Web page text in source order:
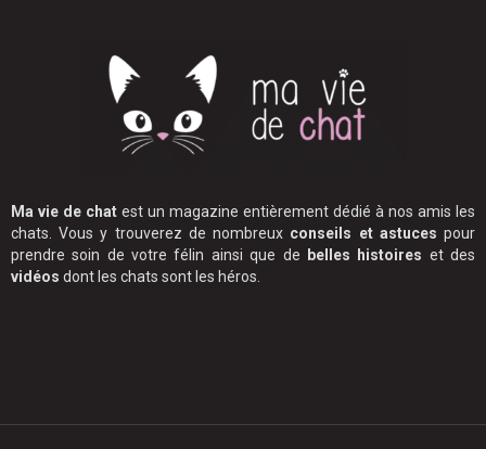
Ma vie de chat est un magazine entièrement dédié à nos amis les
chats. Vous y trouverez de nombreux conseils et astuces pour
prendre soin de votre félin ainsi que de belles histoires et des
vidéos dont les chats sont les héros.